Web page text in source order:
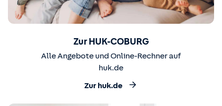
Zur HUK-COBURG
Alle Angebote und Online-Rechner auf
huk.de
Zur huk.de